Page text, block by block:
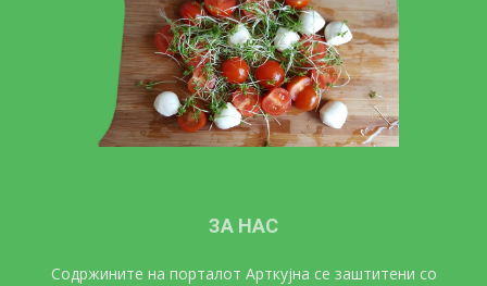
ЗА НАС
Содржините на порталот Арткујна се заштитени со